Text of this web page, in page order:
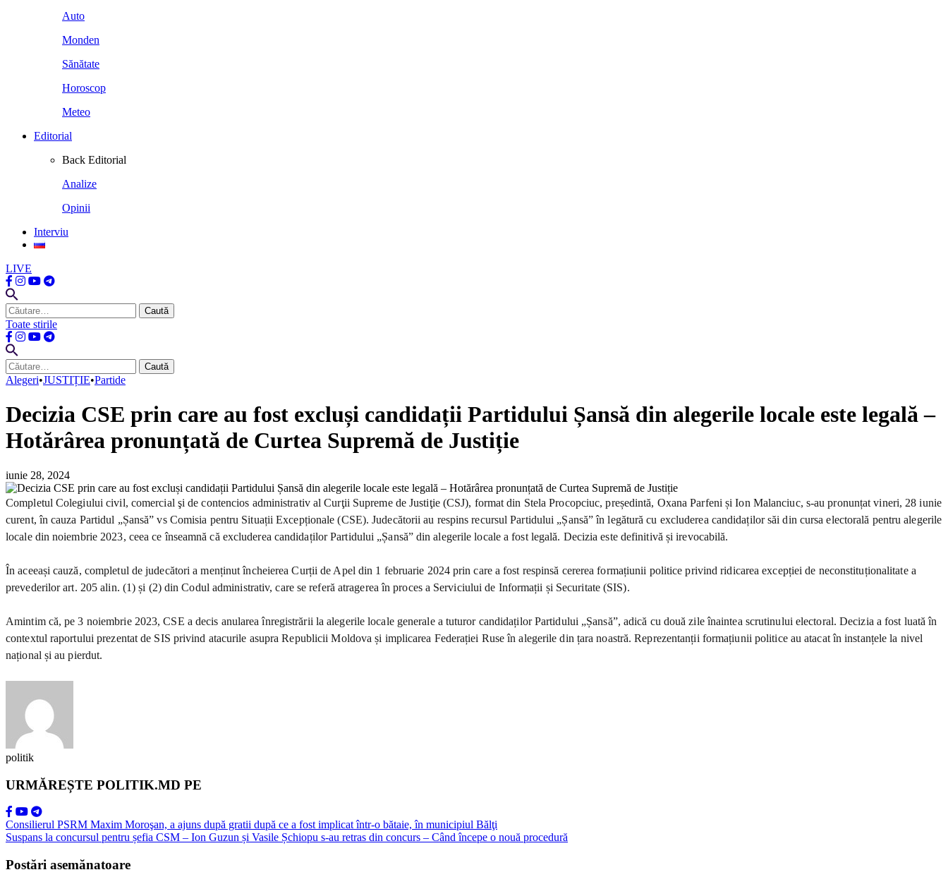
Auto
Monden
Sănătate
Horoscop
Meteo
Editorial
Back Editorial
Analize
Opinii
Interviu
LIVE
Caută
după:
Toate stirile
Caută
după:
Alegeri•JUSTIȚIE•Partide
Decizia CSE prin care au fost excluși candidații Partidului Șansă din alegerile locale este legală –
Hotărârea pronunțată de Curtea Supremă de Justiție
iunie 28, 2024
Completul Colegiului civil, comercial şi de contencios administrativ al Curţii Supreme de Justiţie (CSJ), format din Stela Procopciuc, președintă, Oxana Parfeni și Ion Malanciuc, s-au pronunțat vineri, 28 iunie
curent, în cauza Partidul „Șansă” vs Comisia pentru Situații Excepționale (CSE). Judecătorii au respins recursul Partidului „Șansă” în legătură cu excluderea candidaților săi din cursa electorală pentru alegerile
locale din noiembrie 2023, ceea ce înseamnă că excluderea candidaților Partidului „Șansă” din alegerile locale a fost legală. Decizia este definitivă și irevocabilă.
În aceeași cauză, completul de judecători a menținut încheierea Curții de Apel din 1 februarie 2024 prin care a fost respinsă cererea formațiunii politice privind ridicarea excepției de neconstituționalitate a
prevederilor art. 205 alin. (1) și (2) din Codul administrativ, care se referă atragerea în proces a Serviciului de Informații și Securitate (SIS).
Amintim că, pe 3 noiembrie 2023, CSE a decis anularea înregistrării la alegerile locale generale a tuturor candidaților Partidului „Șansă”, adică cu două zile înaintea scrutinului electoral. Decizia a fost luată în
contextul raportului prezentat de SIS privind atacurile asupra Republicii Moldova și implicarea Federației Ruse în alegerile din țara noastră. Reprezentanții formațiunii politice au atacat în instanțele la nivel
național și au pierdut.
politik
URMĂREȘTE POLITIK.MD PE
Consilierul PSRM Maxim Moroşan, a ajuns după gratii după ce a fost implicat într-o bătaie, în municipiul Bălţi
Suspans la concursul pentru șefia CSM – Ion Guzun și Vasile Șchiopu s-au retras din concurs – Când începe o nouă procedură
Postări asemănatoare